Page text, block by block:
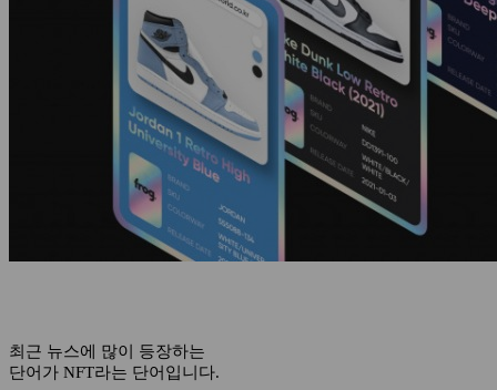
최근 뉴스에 많이 등장하는
단어가 NFT라는 단어입니다.